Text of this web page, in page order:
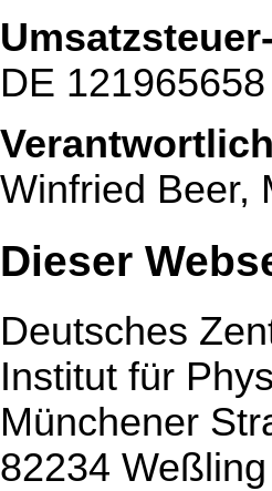
DE 121965658
Winfried Beer,
Dieser
Deutsches
Institut für
Münchener
82234 Weßling